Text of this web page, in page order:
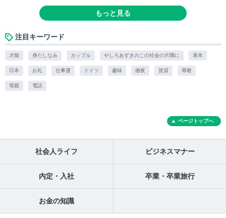
もっと見る
注目キーワード
才能 身だしなみ カップル やしろあずきのこの社会の片隅に 基本
日本 お礼 仕事運 ドイツ 趣味 徹夜 賃貸 尊敬
母親 電話
ページトップへ
社会人ライフ ビジネスマナー
内定・入社 卒業・卒業旅行
お金の知識